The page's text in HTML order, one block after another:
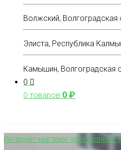
Волжский, Волгоградская
Элиста, Республика
Камышин, Волгоградская
0
0 товаров 0₽
Интернет-магазин электронной